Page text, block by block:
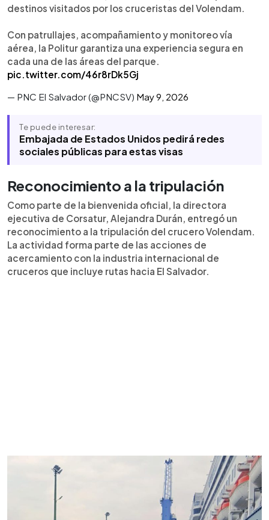
destinos visitados por los cruceristas del Volendam.
Con patrullajes, acompañamiento y monitoreo vía
aérea, la Politur garantiza una experiencia segura en
cada una de las áreas del parque.
pic.twitter.com/46r8rDk5Gj
— PNC El Salvador (@PNCSV) May 9, 2026
Te puede interesar:
Embajada de Estados Unidos pedirá redes
sociales públicas para estas visas
Reconocimiento a la tripulación
Como parte de la bienvenida oficial, la directora
ejecutiva de Corsatur, Alejandra Durán, entregó un
reconocimiento a la tripulación del crucero Volendam.
La actividad forma parte de las acciones de
acercamiento con la industria internacional de
cruceros que incluye rutas hacia El Salvador.